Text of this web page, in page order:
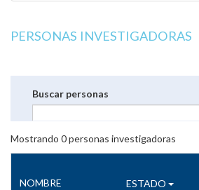
PERSONAS INVESTIGADORAS
Buscar personas
Mostrando 0personas investigadoras
NOMBRE ESTADO